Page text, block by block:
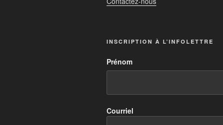
solutions
vivant. Ces
innovations
Notre
nationalités
au-delà des
le monde.
INSCRIPTION À L’INFOLETTRE
Prénom
Courriel